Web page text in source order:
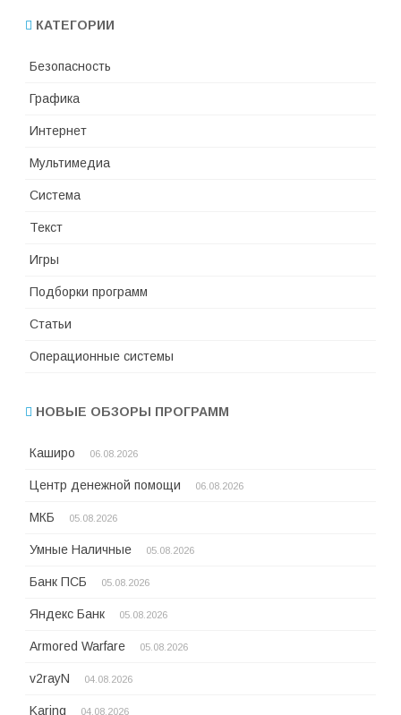
КАТЕГОРИИ
Безопасность
Графика
Интернет
Мультимедиа
Система
Текст
Игры
Подборки программ
Статьи
Операционные системы
НОВЫЕ ОБЗОРЫ ПРОГРАММ
Каширо 06.08.2026
Центр денежной помощи 06.08.2026
МКБ 05.08.2026
Умные Наличные 05.08.2026
Банк ПСБ 05.08.2026
Яндекс Банк 05.08.2026
Armored Warfare 05.08.2026
v2rayN 04.08.2026
Karing 04.08.2026